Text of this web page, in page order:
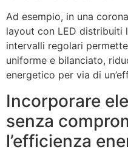
Ad esempio, in una
layout con LED distribuiti
intervalli regolari
uniforme e bilanciato,
energetico per via di
Incorporare
senza
l’efficienza